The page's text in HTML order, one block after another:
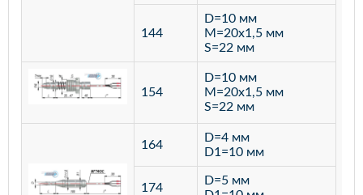
144
D=10 мм
M=20х1,5 мм
S=22 мм
154
D=10 мм
M=20х1,5 мм
S=22 мм
164
D=4 мм
D1=10 мм
174
D=5 мм